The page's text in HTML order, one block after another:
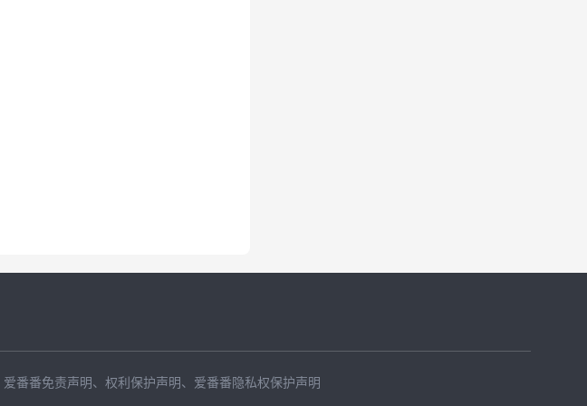
爱番番免责声明 、 权利保护声明 、 爱番番隐私权保护声明